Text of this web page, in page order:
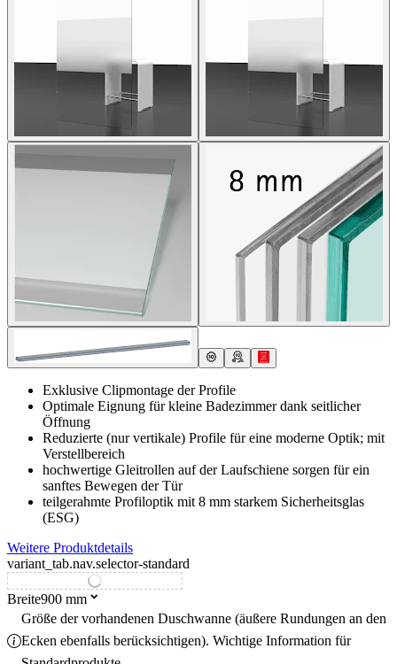
Exklusive Clipmontage der Profile
Optimale Eignung für kleine Badezimmer dank seitlicher
Öffnung
Reduzierte (nur vertikale) Profile für eine moderne Optik; mit
Verstellbereich
hochwertige Gleitrollen auf der Laufschiene sorgen für ein
sanftes Bewegen der Tür
teilgerahmte Profiloptik mit 8 mm starkem Sicherheitsglas
(ESG)
Weitere Produktdetails
variant_tab.nav.selector-standard
variant_tab.nav.selector-special
Breite900 mm
Größe der vorhandenen Duschwanne (äußere Rundungen an den
Ecken ebenfalls berücksichtigen). Wichtige Information für